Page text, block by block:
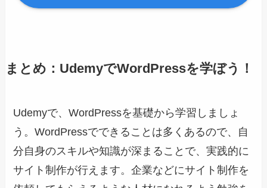
まとめ：UdemyでWordPressを学ぼう！
Udemyで、WordPressを基礎から学習しましょ
う。WordPressでできることは多くあるので、自
分自身のスキルや知識が深まることで、実践的に
サイト制作が行えます。企業などにサイト制作を